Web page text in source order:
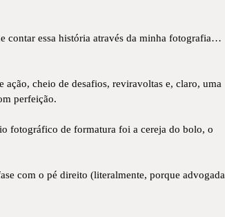
contar essa história através da minha fotografia…
cheio de desafios, reviravoltas e, claro, uma
perfeição.
fotográfico de formatura foi a cereja do bolo, o
com o pé direito (literalmente, porque advogada